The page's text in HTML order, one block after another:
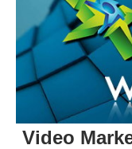
Video